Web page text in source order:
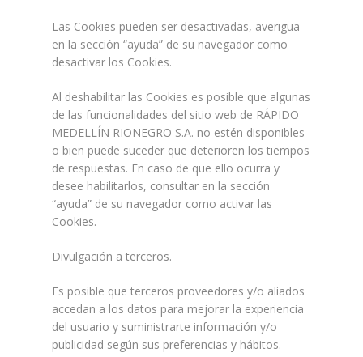
Las Cookies pueden ser desactivadas, averigua
en la sección “ayuda” de su navegador como
desactivar los Cookies.
Al deshabilitar las Cookies es posible que algunas
de las funcionalidades del sitio web de RÁPIDO
MEDELLÍN RIONEGRO S.A. no estén disponibles
o bien puede suceder que deterioren los tiempos
de respuestas. En caso de que ello ocurra y
desee habilitarlos, consultar en la sección
“ayuda” de su navegador como activar las
Cookies.
Divulgación a terceros.
Es posible que terceros proveedores y/o aliados
accedan a los datos para mejorar la experiencia
del usuario y suministrarte información y/o
publicidad según sus preferencias y hábitos.